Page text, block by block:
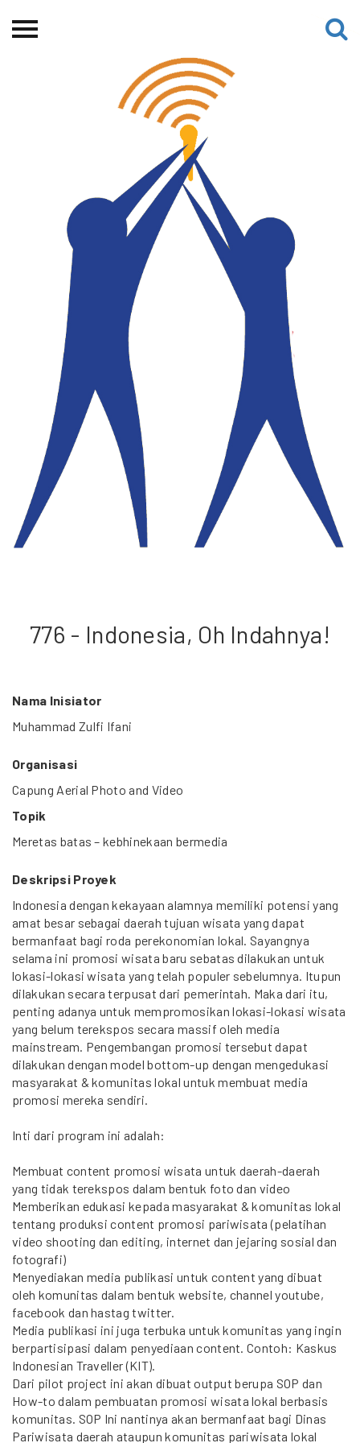
Beranda
Permohonan Hibah
Blog CME
Proyek Terdahulu
Kredit Web-site
776 - Indonesia, Oh Indahnya!
Nama Inisiator
Muhammad Zulfi Ifani
Organisasi
Capung Aerial Photo and Video
Topik
Meretas batas – kebhinekaan bermedia
Deskripsi Proyek
Indonesia dengan kekayaan alamnya memiliki potensi yang
amat besar sebagai daerah tujuan wisata yang dapat
bermanfaat bagi roda perekonomian lokal. Sayangnya
selama ini promosi wisata baru sebatas dilakukan untuk
lokasi-lokasi wisata yang telah populer sebelumnya. Itupun
dilakukan secara terpusat dari pemerintah. Maka dari itu,
penting adanya untuk mempromosikan lokasi-lokasi wisata
yang belum terekspos secara massif oleh media
mainstream. Pengembangan promosi tersebut dapat
dilakukan dengan model bottom-up dengan mengedukasi
masyarakat & komunitas lokal untuk membuat media
promosi mereka sendiri.
Inti dari program ini adalah:
Membuat content promosi wisata untuk daerah-daerah
yang tidak terekspos dalam bentuk foto dan video
Memberikan edukasi kepada masyarakat & komunitas lokal
tentang produksi content promosi pariwisata (pelatihan
video shooting dan editing, internet dan jejaring sosial dan
fotografi)
Menyediakan media publikasi untuk content yang dibuat
oleh komunitas dalam bentuk website, channel youtube,
facebook dan hastag twitter.
Media publikasi ini juga terbuka untuk komunitas yang ingin
berpartisipasi dalam penyediaan content. Contoh: Kaskus
Indonesian Traveller (KIT).
Dari pilot project ini akan dibuat output berupa SOP dan
How-to dalam pembuatan promosi wisata lokal berbasis
komunitas. SOP Ini nantinya akan bermanfaat bagi Dinas
Pariwisata daerah ataupun komunitas pariwisata lokal